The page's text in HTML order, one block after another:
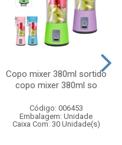
Copo mixer 380ml sortido
copo mixer 380ml so
Código: 006453
Embalagem: Unidade
Caixa Com: 30 Unidade(s)